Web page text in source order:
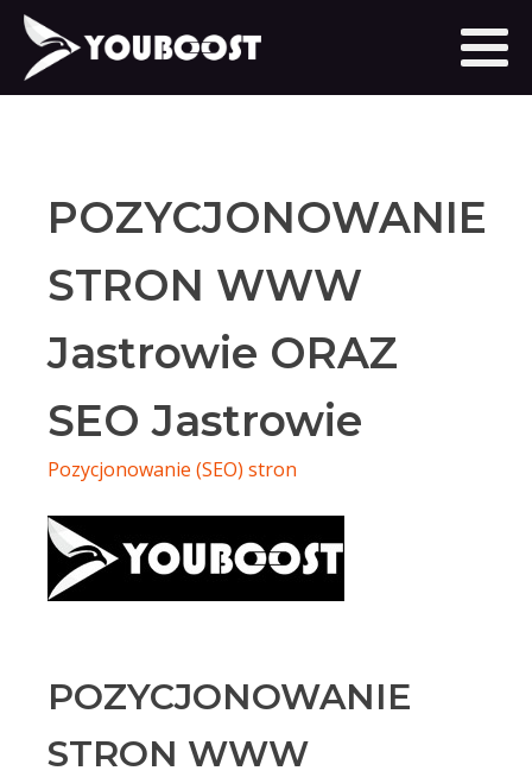
POZYCJONOWANIE
STRON WWW
Jastrowie ORAZ
SEO Jastrowie
Pozycjonowanie (SEO) stron
POZYCJONOWANIE
STRON WWW